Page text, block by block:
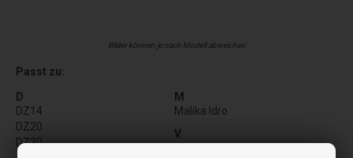
Bilder können je nach Modell abweichen
Passt zu:
D
DZ14
DZ20
DZ30
M
Malika Idro
V